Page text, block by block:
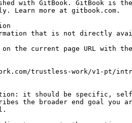
with GitBook. GitBook is
Learn more at gitbook.com.
that is not directly
on the current page URL
trustless-work/v1-pt/
it should be specific,
the broader end goal